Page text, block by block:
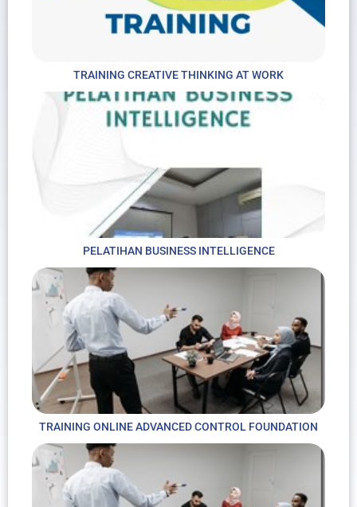
TRAINING CREATIVE THINKING AT WORK
PELATIHAN BUSINESS INTELLIGENCE
TRAINING ONLINE ADVANCED CONTROL FOUNDATION